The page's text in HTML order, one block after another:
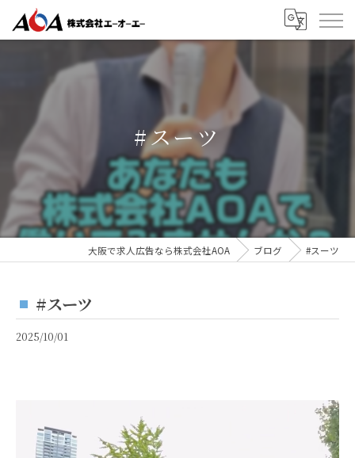
#スーツ
大阪で求人広告なら株式会社AOA ブログ #スーツ
#スーツ
2025/10/01